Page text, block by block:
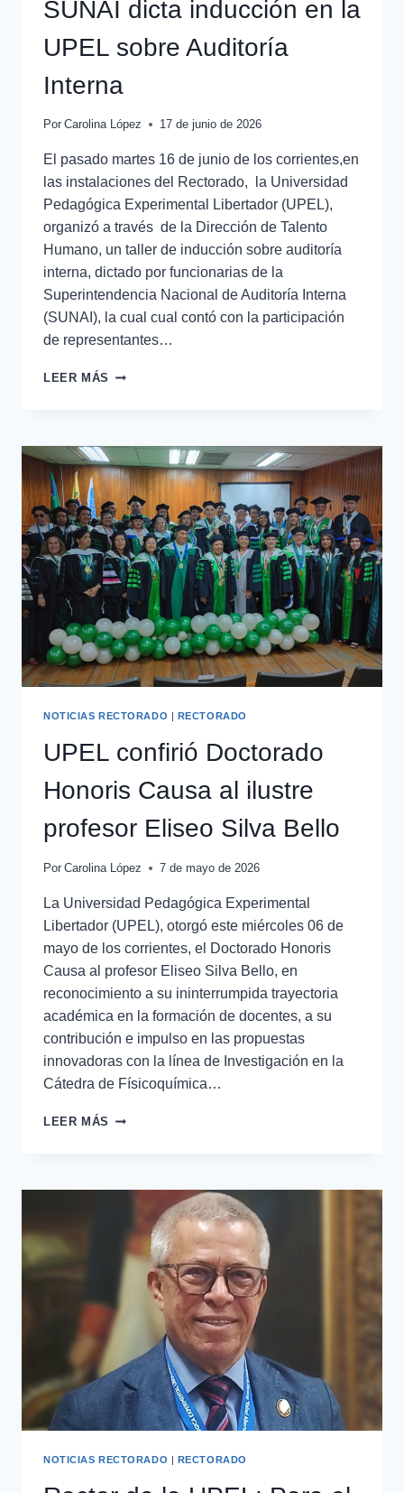
SUNAI dicta inducción en la
UPEL sobre Auditoría
Interna
Por Carolina López 17 de junio de 2026
El pasado martes 16 de junio de los corrientes,en
las instalaciones del Rectorado, la Universidad
Pedagógica Experimental Libertador (UPEL),
organizó a través de la Dirección de Talento
Humano, un taller de inducción sobre auditoría
interna, dictado por funcionarias de la
Superintendencia Nacional de Auditoría Interna
(SUNAI), la cual cual contó con la participación
de representantes…
LEER MÁS
NOTICIAS RECTORADO | RECTORADO
UPEL confirió Doctorado
Honoris Causa al ilustre
profesor Eliseo Silva Bello
Por Carolina López 7 de mayo de 2026
La Universidad Pedagógica Experimental
Libertador (UPEL), otorgó este miércoles 06 de
mayo de los corrientes, el Doctorado Honoris
Causa al profesor Eliseo Silva Bello, en
reconocimiento a su ininterrumpida trayectoria
académica en la formación de docentes, a su
contribución e impulso en las propuestas
innovadoras con la línea de Investigación en la
Cátedra de Físicoquímica…
LEER MÁS
NOTICIAS RECTORADO | RECTORADO